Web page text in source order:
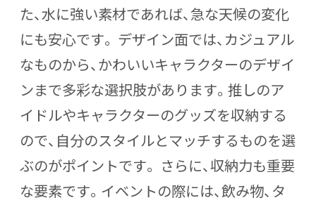
た、水に強い素材であれば、急な天候の変化
にも安心です。 デザイン面では、カジュアル
なものから、かわいいキャラクターのデザイ
ンまで多彩な選択肢があります。推しのア
イドルやキャラクターのグッズを収納する
ので、自分のスタイルとマッチするものを選
ぶのがポイントです。 さらに、収納力も重要
な要素です。イベントの際には、飲み物、タ